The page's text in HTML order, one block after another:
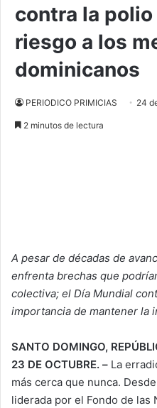
contra la
riesgo a los
dominicanos
PERIODICO PRIMICIAS 24
2 minutos de lectura
A pesar de décadas de
enfrenta brechas que
colectiva; el Día Mundial
importancia de mantener la
SANTO DOMINGO,
23 DE OCTUBRE. – La
más cerca que nunca.
liderada por el Fondo de las